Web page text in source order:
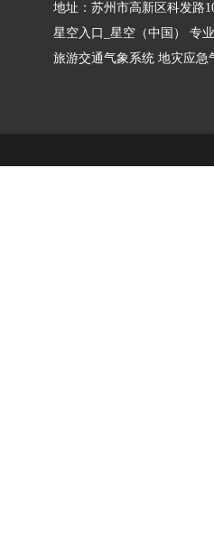
地址：苏州市高新区科发路
星空入口_星空（中国） 专
旅游交通气象系统 地灾应急